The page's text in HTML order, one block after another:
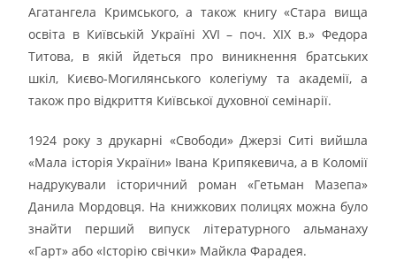
Агатангела Кримського, а також книгу «Стара вища
освіта в Київській Україні XVI – поч. XIX в.» Федора
Титова, в якій йдеться про виникнення братських
шкіл, Києво-Могилянського колегіуму та академії, а
також про відкриття Київської духовної семінарії.
1924 року з друкарні «Свободи» Джерзі Ситі вийшла
«Мала історія України» Івана Крипякевича, а в Коломії
надрукували історичний роман «Гетьман Мазепа»
Данила Мордовця. На книжкових полицях можна було
знайти перший випуск літературного альманаху
«Гарт» або «Історію свічки» Майкла Фарадея.